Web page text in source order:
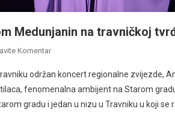
Medunjanin na travničkoj
KomentarNa
Noć
Sa
Amirom
održan koncert regionalne zvijezde,
fenomenalna ambijent na Starom
gradu i jedan u nizu u Travniku u koji se